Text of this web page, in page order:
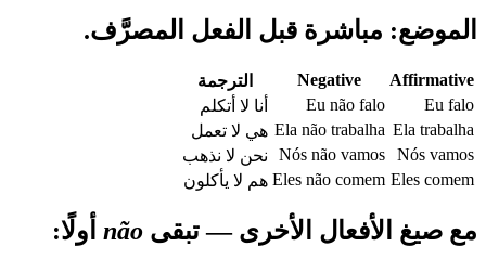
الموضع: مباشرة قبل الفعل المصرَّف.
Affirmative
Negative
الترجمة
Eu falo
Eu não falo
أنا لا أتكلم
Ela trabalha
Ela não trabalha هي لا تعمل
Nós vamos
Nós não vamos
نحن لا نذهب
Eles comem
Eles não comem هم لا يأكلون
مع صيغ الأفعال الأخرى — تبقى não أولًا: